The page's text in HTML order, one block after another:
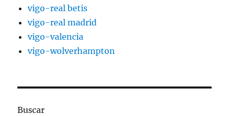
vigo-real betis
vigo-real madrid
vigo-valencia
vigo-wolverhampton
Buscar